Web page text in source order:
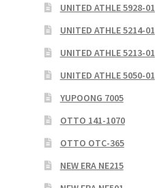
UNITED ATHLE 5928-01
UNITED ATHLE 5214-01
UNITED ATHLE 5213-01
UNITED ATHLE 5050-01
YUPOONG 7005
OTTO 141-1070
OTTO OTC-365
NEW ERA NE215